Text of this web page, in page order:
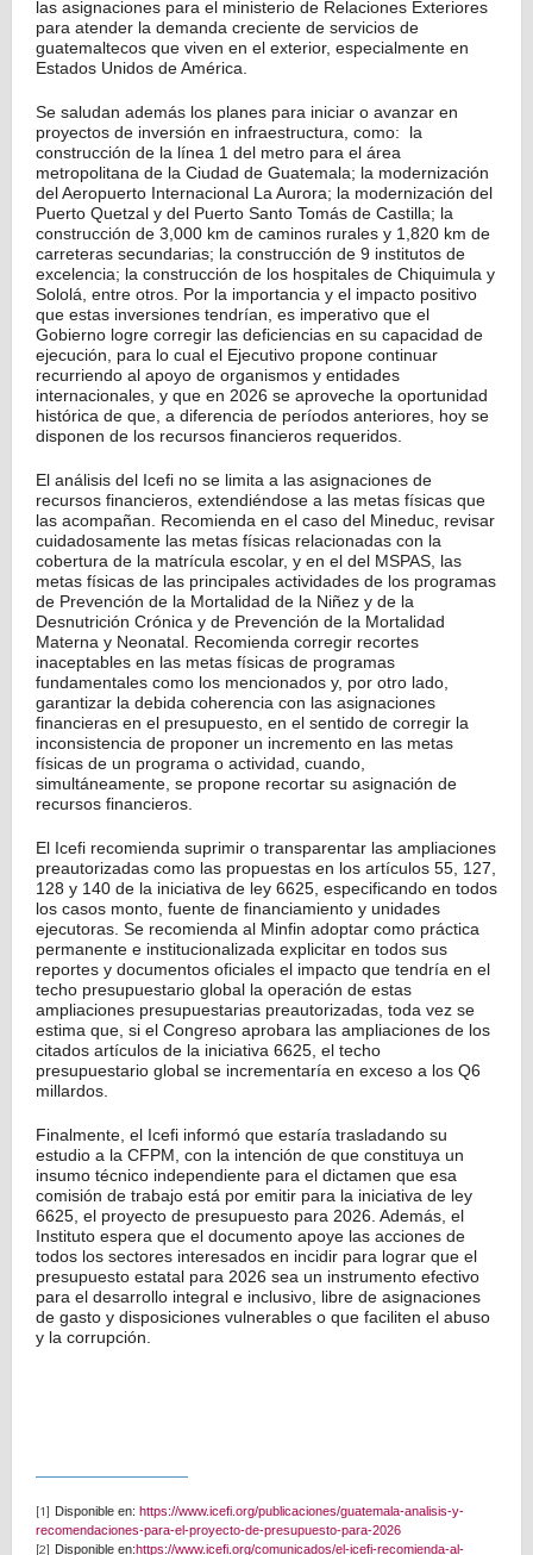
las asignaciones para el ministerio de Relaciones Exteriores
para atender la demanda creciente de servicios de
guatemaltecos que viven en el exterior, especialmente en
Estados Unidos de América.
Se saludan además los planes para iniciar o avanzar en
proyectos de inversión en infraestructura, como: la
construcción de la línea 1 del metro para el área
metropolitana de la Ciudad de Guatemala; la modernización
del Aeropuerto Internacional La Aurora; la modernización del
Puerto Quetzal y del Puerto Santo Tomás de Castilla; la
construcción de 3,000 km de caminos rurales y 1,820 km de
carreteras secundarias; la construcción de 9 institutos de
excelencia; la construcción de los hospitales de Chiquimula y
Sololá, entre otros. Por la importancia y el impacto positivo
que estas inversiones tendrían, es imperativo que el
Gobierno logre corregir las deficiencias en su capacidad de
ejecución, para lo cual el Ejecutivo propone continuar
recurriendo al apoyo de organismos y entidades
internacionales, y que en 2026 se aproveche la oportunidad
histórica de que, a diferencia de períodos anteriores, hoy se
disponen de los recursos financieros requeridos.
El análisis del Icefi no se limita a las asignaciones de
recursos financieros, extendiéndose a las metas físicas que
las acompañan. Recomienda en el caso del Mineduc, revisar
cuidadosamente las metas físicas relacionadas con la
cobertura de la matrícula escolar, y en el del MSPAS, las
metas físicas de las principales actividades de los programas
de Prevención de la Mortalidad de la Niñez y de la
Desnutrición Crónica y de Prevención de la Mortalidad
Materna y Neonatal. Recomienda corregir recortes
inaceptables en las metas físicas de programas
fundamentales como los mencionados y, por otro lado,
garantizar la debida coherencia con las asignaciones
financieras en el presupuesto, en el sentido de corregir la
inconsistencia de proponer un incremento en las metas
físicas de un programa o actividad, cuando,
simultáneamente, se propone recortar su asignación de
recursos financieros.
El Icefi recomienda suprimir o transparentar las ampliaciones
preautorizadas como las propuestas en los artículos 55, 127,
128 y 140 de la iniciativa de ley 6625, especificando en todos
los casos monto, fuente de financiamiento y unidades
ejecutoras. Se recomienda al Minfin adoptar como práctica
permanente e institucionalizada explicitar en todos sus
reportes y documentos oficiales el impacto que tendría en el
techo presupuestario global la operación de estas
ampliaciones presupuestarias preautorizadas, toda vez se
estima que, si el Congreso aprobara las ampliaciones de los
citados artículos de la iniciativa 6625, el techo
presupuestario global se incrementaría en exceso a los Q6
millardos.
Finalmente, el Icefi informó que estaría trasladando su
estudio a la CFPM, con la intención de que constituya un
insumo técnico independiente para el dictamen que esa
comisión de trabajo está por emitir para la iniciativa de ley
6625, el proyecto de presupuesto para 2026. Además, el
Instituto espera que el documento apoye las acciones de
todos los sectores interesados en incidir para lograr que el
presupuesto estatal para 2026 sea un instrumento efectivo
para el desarrollo integral e inclusivo, libre de asignaciones
de gasto y disposiciones vulnerables o que faciliten el abuso
y la corrupción.
[1] Disponible en: https://www.icefi.org/publicaciones/guatemala-analisis-y-
recomendaciones-para-el-proyecto-de-presupuesto-para-2026
[2] Disponible en:https://www.icefi.org/comunicados/el-icefi-recomienda-al-